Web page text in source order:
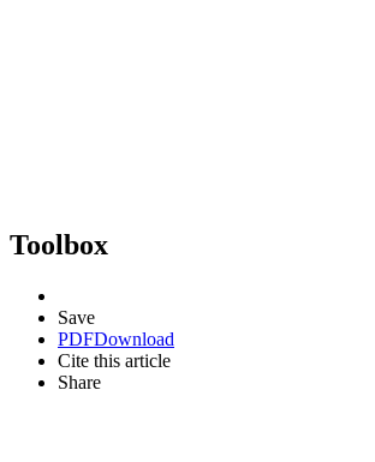
Toolbox
Save
PDFDownload
Cite this article
Share